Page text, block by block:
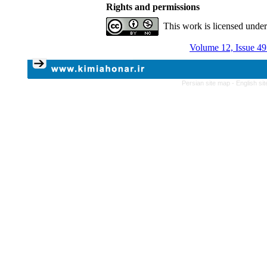
Rights and permissions
This work is licensed
Volume 12, Issue
Persian site map - English